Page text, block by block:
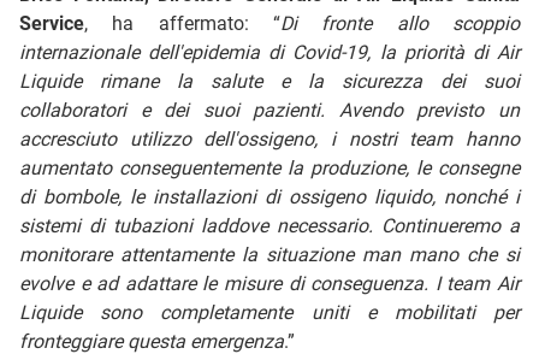
Service, ha affermato: “Di fronte allo scoppio
internazionale dell'epidemia di Covid-19, la priorità di Air
Liquide rimane la salute e la sicurezza dei suoi
collaboratori e dei suoi pazienti. Avendo previsto un
accresciuto utilizzo dell'ossigeno, i nostri team hanno
aumentato conseguentemente la produzione, le consegne
di bombole, le installazioni di ossigeno liquido, nonché i
sistemi di tubazioni laddove necessario. Continueremo a
monitorare attentamente la situazione man mano che si
evolve e ad adattare le misure di conseguenza. I team Air
Liquide sono completamente uniti e mobilitati per
fronteggiare questa emergenza.”